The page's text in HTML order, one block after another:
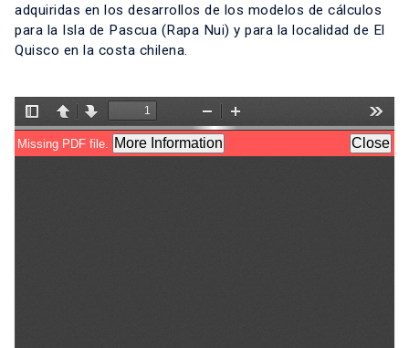
adquiridas en los desarrollos de los modelos de cálculos
para la Isla de Pascua (Rapa Nui) y para la localidad de El
Quisco en la costa chilena.